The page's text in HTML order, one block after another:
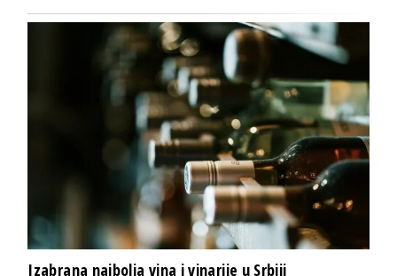
Izabrana najbolja vina i vinarije u Srbiji